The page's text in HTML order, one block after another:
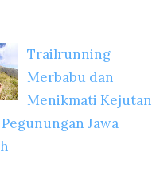
Trailrunning
Merbabu dan
Menikmati Kejutan
Jawa